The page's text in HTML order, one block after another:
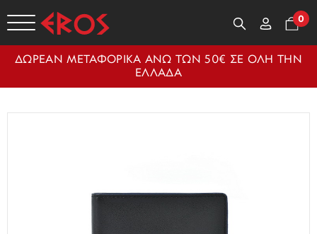
0
ΔΩΡΕΑΝ ΜΕΤΑΦΟΡΙΚΑ ΑΝΩ ΤΩΝ 50€ ΣΕ ΟΛΗ ΤΗΝ
ΕΛΛΑΔΑ